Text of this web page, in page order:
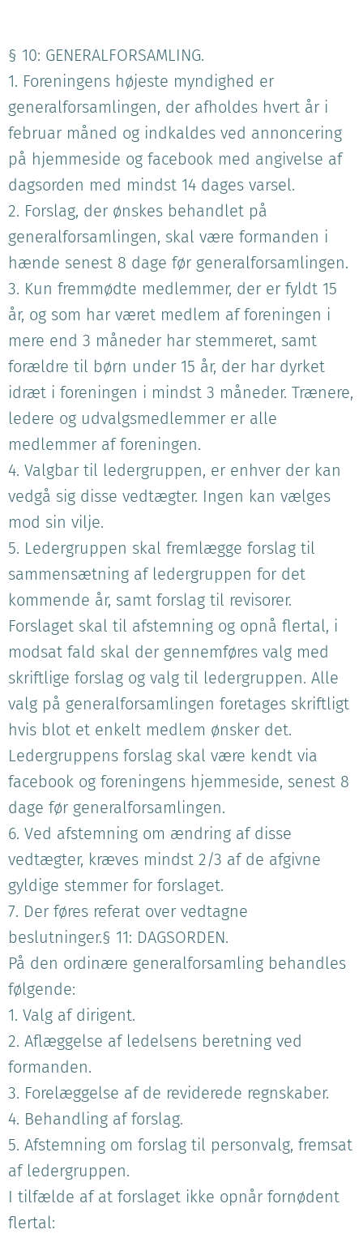
§ 10: GENERALFORSAMLING.
1. Foreningens højeste myndighed er
generalforsamlingen, der afholdes hvert år i
februar måned og indkaldes ved annoncering
på hjemmeside og facebook med angivelse af
dagsorden med mindst 14 dages varsel.
2. Forslag, der ønskes behandlet på
generalforsamlingen, skal være formanden i
hænde senest 8 dage før generalforsamlingen.
3. Kun fremmødte medlemmer, der er fyldt 15
år, og som har været medlem af foreningen i
mere end 3 måneder har stemmeret, samt
forældre til børn under 15 år, der har dyrket
idræt i foreningen i mindst 3 måneder. Trænere,
ledere og udvalgsmedlemmer er alle
medlemmer af foreningen.
4. Valgbar til ledergruppen, er enhver der kan
vedgå sig disse vedtægter. Ingen kan vælges
mod sin vilje.
5. Ledergruppen skal fremlægge forslag til
sammensætning af ledergruppen for det
kommende år, samt forslag til revisorer.
Forslaget skal til afstemning og opnå flertal, i
modsat fald skal der gennemføres valg med
skriftlige forslag og valg til ledergruppen. Alle
valg på generalforsamlingen foretages skriftligt
hvis blot et enkelt medlem ønsker det.
Ledergruppens forslag skal være kendt via
facebook og foreningens hjemmeside, senest 8
dage før generalforsamlingen.
6. Ved afstemning om ændring af disse
vedtægter, kræves mindst 2/3 af de afgivne
gyldige stemmer for forslaget.
7. Der føres referat over vedtagne
beslutninger.§ 11: DAGSORDEN.
På den ordinære generalforsamling behandles
følgende:
1. Valg af dirigent.
2. Aflæggelse af ledelsens beretning ved
formanden.
3. Forelæggelse af de reviderede regnskaber.
4. Behandling af forslag.
5. Afstemning om forslag til personvalg, fremsat
af ledergruppen.
I tilfælde af at forslaget ikke opnår fornødent
flertal: